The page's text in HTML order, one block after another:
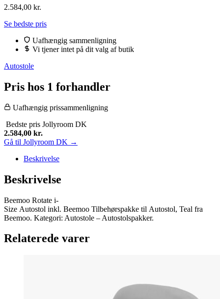
2.584,00 kr.
Se bedste pris
Uafhængig sammenligning
Vi tjener intet på dit valg af butik
Autostole
Pris hos 1 forhandler
Uafhængig prissammenligning
Bedste pris Jollyroom DK
2.584,00 kr.
Gå til Jollyroom DK →
Beskrivelse
Beskrivelse
Beemoo Rotate i-
Size Autostol inkl. Beemoo Tilbehørspakke til Autostol, Teal fra
Beemoo. Kategori: Autostole – Autostolspakker.
Relaterede varer